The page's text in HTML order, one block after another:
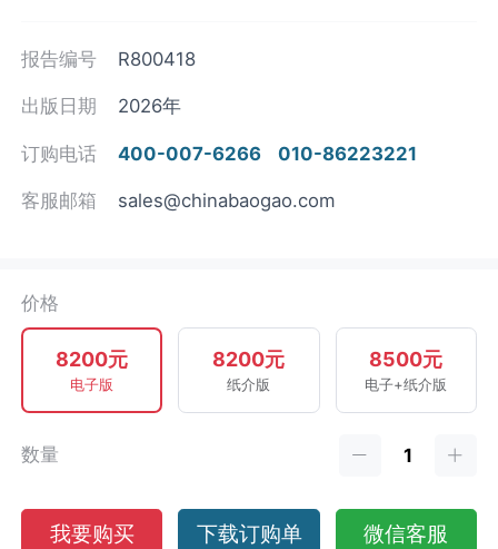
报告编号 R800418
出版日期 2026年
订购电话 400-007-6266 010-86223221
客服邮箱 sales@chinabaogao.com
价格
8200元
电子版
8200元
纸介版
8500元
电子+纸介版
数量
我要购买 下载订购单 微信客服